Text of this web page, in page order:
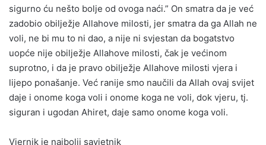
sigurno ću nešto bolje od ovoga naći.” On smatra da je već
zadobio obilježje Allahove milosti, jer smatra da ga Allah ne
voli, ne bi mu to ni dao, a nije ni svjestan da bogatstvo
uopće nije obilježje Allahove milosti, čak je većinom
suprotno, i da je pravo obilježje Allahove milosti vjera i
lijepo ponašanje. Već ranije smo naučili da Allah ovaj svijet
daje i onome koga voli i onome koga ne voli, dok vjeru, tj.
siguran i ugodan Ahiret, daje samo onome koga voli.
Vjernik je najbolji savjetnik